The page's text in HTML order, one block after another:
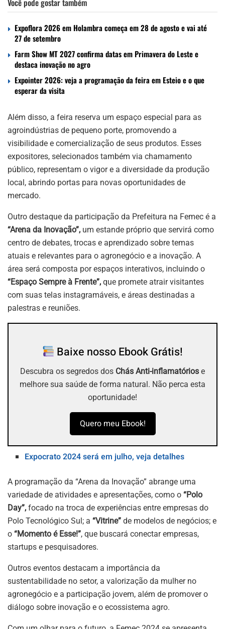
Expoflora 2026 em Holambra começa em 28 de agosto e vai até
27 de setembro
Farm Show MT 2027 confirma datas em Primavera do Leste e
destaca inovação no agro
Expointer 2026: veja a programação da feira em Esteio e o que
esperar da visita
Além disso, a feira reserva um espaço especial para as
agroindústrias de pequeno porte, promovendo a
visibilidade e comercialização de seus produtos. Esses
expositores, selecionados também via chamamento
público, representam o vigor e a diversidade da produção
local, abrindo portas para novas oportunidades de
mercado.
Outro destaque da participação da Prefeitura na Femec é a
“Arena da Inovação”, um estande próprio que servirá como
centro de debates, trocas e aprendizado sobre temas
atuais e relevantes para o agronegócio e a inovação. A
área será composta por espaços interativos, incluindo o
“Espaço Sempre à Frente”, que promete atrair visitantes
com suas telas instagramáveis, e áreas destinadas a
palestras e reuniões.
Baixe nosso Ebook Grátis!
Descubra os segredos dos Chás Anti-inflamatórios e
melhore sua saúde de forma natural. Não perca esta
oportunidade!
Quero meu Ebook!
Expocrato 2024 será em julho, veja detalhes
A programação da “Arena da Inovação” abrange uma
variedade de atividades e apresentações, como o “Polo
Day”, focado na troca de experiências entre empresas do
Polo Tecnológico Sul; a “Vitrine” de modelos de negócios; e
o “Momento é Esse!”, que buscará conectar empresas,
startups e pesquisadores.
Outros eventos destacam a importância da
sustentabilidade no setor, a valorização da mulher no
agronegócio e a participação jovem, além de promover o
diálogo sobre inovação e o ecossistema agro.